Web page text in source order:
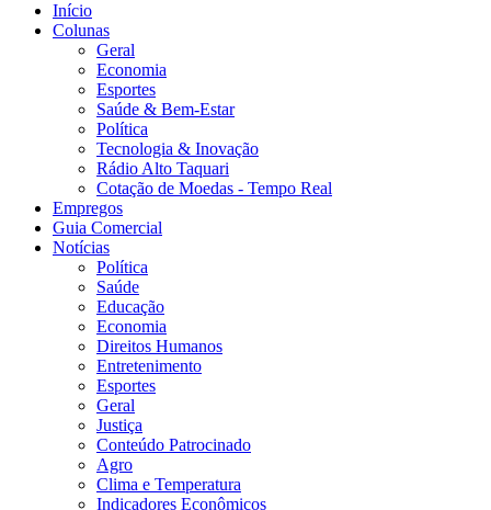
Início
Colunas
Geral
Economia
Esportes
Saúde & Bem-Estar
Política
Tecnologia & Inovação
Rádio Alto Taquari
Cotação de Moedas - Tempo Real
Empregos
Guia Comercial
Notícias
Política
Saúde
Educação
Economia
Direitos Humanos
Entretenimento
Esportes
Geral
Justiça
Conteúdo Patrocinado
Agro
Clima e Temperatura
Indicadores Econômicos